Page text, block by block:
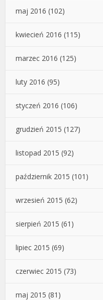
maj 2016 (102)
kwiecień 2016 (115)
marzec 2016 (125)
luty 2016 (95)
styczeń 2016 (106)
grudzień 2015 (127)
listopad 2015 (92)
październik 2015 (101)
wrzesień 2015 (62)
sierpień 2015 (61)
lipiec 2015 (69)
czerwiec 2015 (73)
maj 2015 (81)